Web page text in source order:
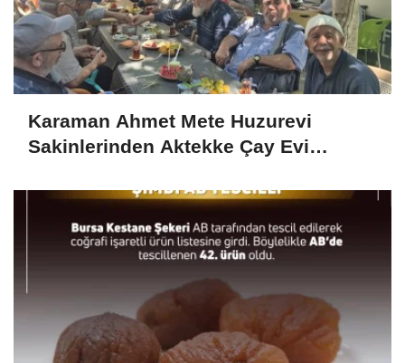
Karaman Ahmet Mete Huzurevi
Sakinlerinden Aktekke Çay Evi